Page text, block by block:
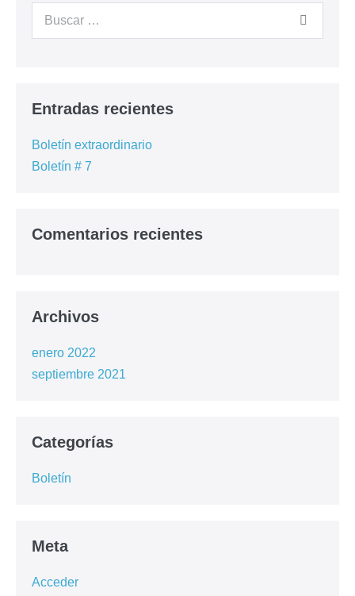
Entradas recientes
Boletín extraordinario
Boletín # 7
Comentarios recientes
Archivos
enero 2022
septiembre 2021
Categorías
Boletín
Meta
Acceder